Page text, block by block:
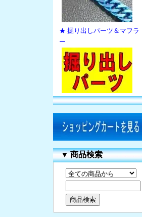
★ 掘り出しパーツ＆マフラ
ー
▼商品検索